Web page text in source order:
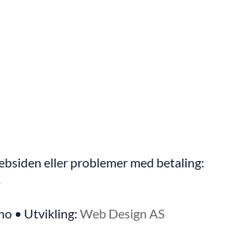
eller problemer med betaling:
• Utvikling: Web Design AS